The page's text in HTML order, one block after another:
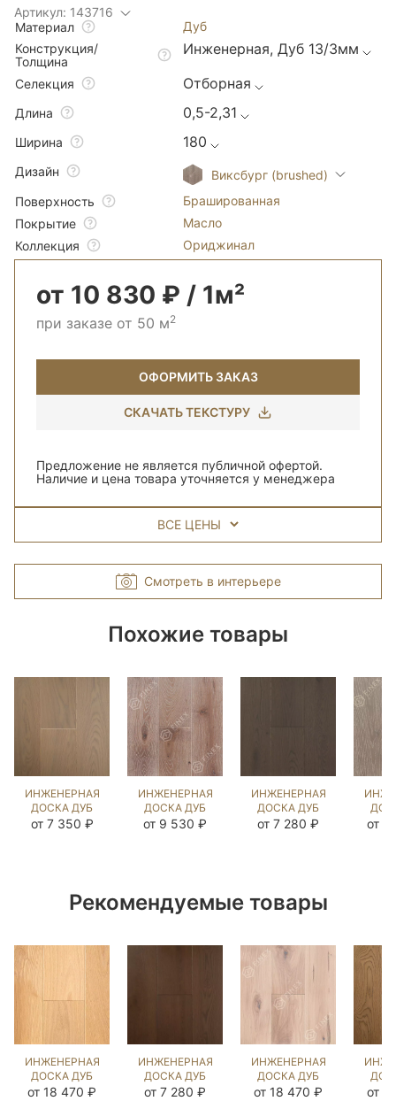
Артикул: 143716
Материал
Дуб
Конструкция/
Толщина
Инженерная, Дуб 13/3мм
Селекция Отборная
Длина 0,5-2,31
Ширина 180
Дизайн
Виксбург (brushed)
Поверхность
Брашированная
Покрытие
Масло
Коллекция
Ориджинал
от 10 830 ₽ / 1м²
при заказе от 50 м2
ОФОРМИТЬ ЗАКАЗ
СКАЧАТЬ ТЕКСТУРУ
Предложение не является публичной офертой.
Наличие и цена товара уточняется у менеджера
ВСЕ ЦЕНЫ
Смотреть в интерьере
Похожие товары
ИНЖЕНЕРНАЯ
ДОСКА ДУБ
КЕРРЕРА
от 7 350 ₽
ИНЖЕНЕРНАЯ
ДОСКА ДУБ
НОРДИК NEW
от 9 530 ₽
ИНЖЕНЕРНАЯ
ДОСКА ДУБ
ДЕСЕЧЕО
от 7 280 ₽ от
Рекомендуемые товары
ИНЖЕНЕРНАЯ
ДОСКА ДУБ
КАННА
от 18 470 ₽
ИНЖЕНЕРНАЯ
ДОСКА ДУБ
ЧЁРНЫЙ
от 7 280 ₽
ИНЖЕНЕРНАЯ
ДОСКА ДУБ
ПРИНСТОН
от 18 470 ₽ от